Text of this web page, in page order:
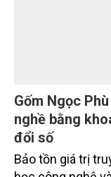
Gốm Ngọc
nghề bằng
đổi số